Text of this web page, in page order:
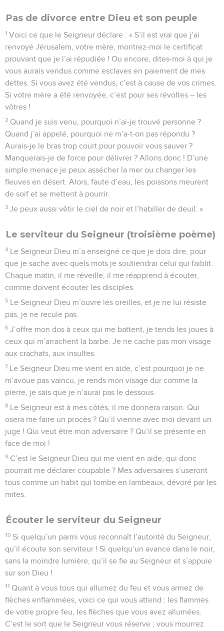
Pas de divorce entre Dieu et son peuple
1 Voici ce que le Seigneur déclare : « S’il est vrai que j’ai
renvoyé Jérusalem, votre mère, montrez-moi le certificat
prouvant que je l’ai répudiée ! Ou encore, dites-moi à qui je
vous aurais vendus comme esclaves en paiement de mes
dettes. Si vous avez été vendus, c’est à cause de vos crimes.
Si votre mère a été renvoyée, c’est pour ses révoltes – les
vôtres !
2 Quand je suis venu, pourquoi n’ai-je trouvé personne ?
Quand j’ai appelé, pourquoi ne m’a-t-on pas répondu ?
Aurais-je le bras trop court pour pouvoir vous sauver ?
Manquerais-je de force pour délivrer ? Allons donc ! D’une
simple menace je peux assécher la mer ou changer les
fleuves en désert. Alors, faute d’eau, les poissons meurent
de soif et se mettent à pourrir.
3 Je peux aussi vêtir le ciel de noir et l’habiller de deuil. »
Le serviteur du Seigneur (troisième poème)
4 Le Seigneur Dieu m’a enseigné ce que je dois dire, pour
que je sache avec quels mots je soutiendrai celui qui faiblit.
Chaque matin, il me réveille, il me réapprend à écouter,
comme doivent écouter les disciples.
5 Le Seigneur Dieu m’ouvre les oreilles, et je ne lui résiste
pas, je ne recule pas.
6 J’offre mon dos à ceux qui me battent, je tends les joues à
ceux qui m’arrachent la barbe. Je ne cache pas mon visage
aux crachats, aux insultes.
7 Le Seigneur Dieu me vient en aide, c’est pourquoi je ne
m’avoue pas vaincu, je rends mon visage dur comme la
pierre, je sais que je n’aurai pas le dessous.
8 Le Seigneur est à mes côtés, il me donnera raison. Qui
osera me faire un procès ? Qu’il vienne avec moi devant un
juge ! Qui veut être mon adversaire ? Qu’il se présente en
face de moi !
9 C’est le Seigneur Dieu qui me vient en aide, qui donc
pourrait me déclarer coupable ? Mes adversaires s’useront
tous comme un habit qui tombe en lambeaux, dévoré par les
mites.
Écouter le serviteur du Seigneur
10 Si quelqu’un parmi vous reconnaît l’autorité du Seigneur,
qu’il écoute son serviteur ! Si quelqu’un avance dans le noir,
sans la moindre lumière, qu’il se fie au Seigneur et s’appuie
sur son Dieu !
11 Quant à vous tous qui allumez du feu et vous armez de
flèches enflammées, voici ce qui vous attend : les flammes
de votre propre feu, les flèches que vous avez allumées.
C’est le sort que le Seigneur vous réserve ; vous mourrez